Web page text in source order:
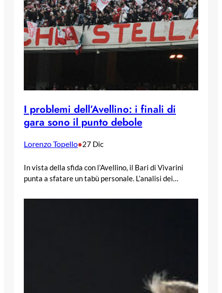
I problemi dell’Avellino: i finali di
gara sono il punto debole
Lorenzo Topello•27 Dic
In vista della sfida con l’Avellino, il Bari di Vivarini
punta a sfatare un tabù personale. L’analisi dei…